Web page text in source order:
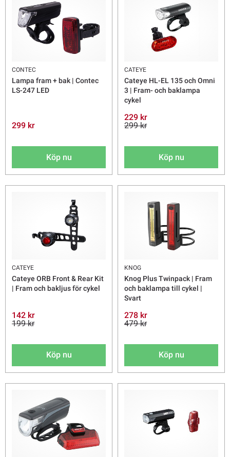
CONTEC
Lampa fram + bak | Contec
LS-247 LED
299 kr
Köp nu
CATEYE
Cateye HL-EL 135 och Omni
3 | Fram- och baklampa
cykel
229 kr
299 kr
Köp nu
CATEYE
Cateye ORB Front & Rear Kit
| Fram och bakljus för cykel
142 kr
199 kr
Köp nu
KNOG
Knog Plus Twinpack | Fram
och baklampa till cykel |
Svart
278 kr
479 kr
Köp nu